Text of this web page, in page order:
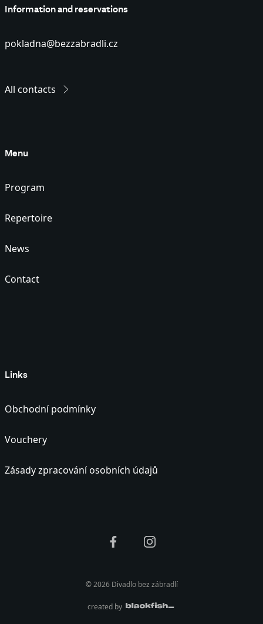
Information and reservations
pokladna@bezzabradli.cz
All contacts
Menu
Program
Repertoire
News
Contact
Links
Obchodní podmínky
Vouchery
Zásady zpracování osobních údajů
© 2026 Divadlo bez zábradlí
created by